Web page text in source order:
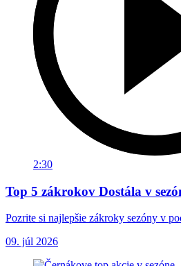
2:30
Top 5 zákrokov Dostála v
Pozrite si najlepšie zákroky sezóny v
09. júl 2026